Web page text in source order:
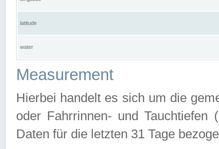
latitude
water
Measurement
Hierbei handelt es sich um die
oder Fahrrinnen- und Tauchtiefen
Daten für die letzten 31 Tage